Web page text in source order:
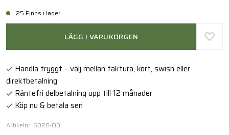
25 Finns i lager
LÄGG I VARUKORGEN
Handla tryggt – välj mellan faktura, kort, swish eller
direktbetalning
Räntefri delbetalning upp till 12 månader
Köp nu & betala sen
Artikelnr: 6020-OD